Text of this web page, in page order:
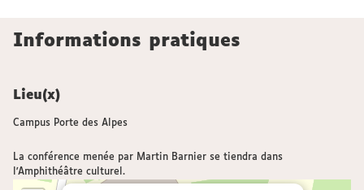
Informations pratiques
Lieu(x)
Campus Porte des Alpes
La conférence menée par Martin Barnier se tiendra dans
l'Amphithéâtre culturel.